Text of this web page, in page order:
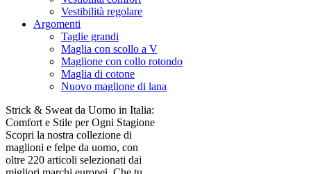
Vestibilità regolare
Argomenti
Taglie grandi
Maglia con scollo a V
Maglione con collo rotondo
Maglia di cotone
Nuovo maglione di lana
Strick & Sweat da Uomo in Italia:
Comfort e Stile per Ogni Stagione
Scopri la nostra collezione di
maglioni e felpe da uomo, con
oltre 220 articoli selezionati dai